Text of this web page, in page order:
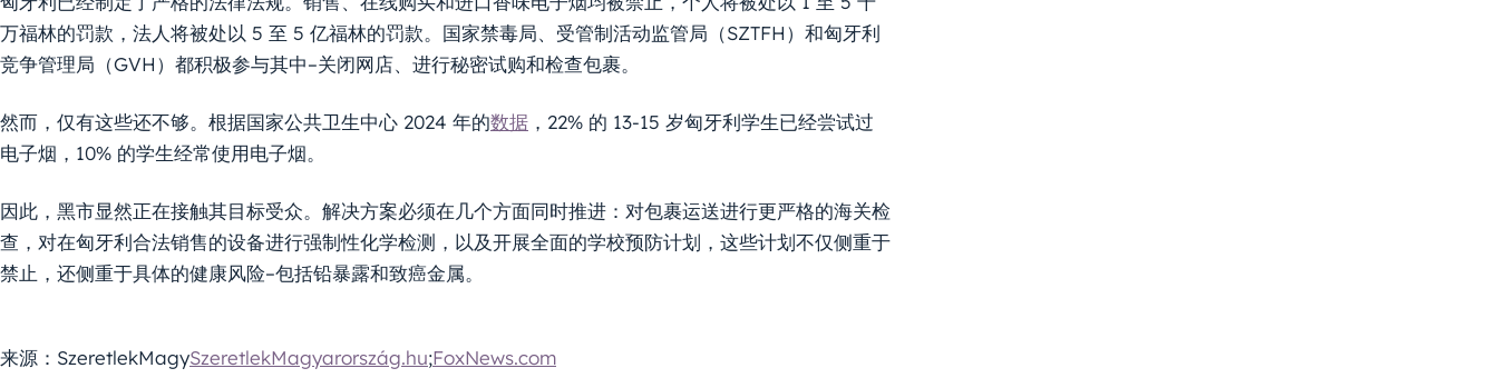
万福林的罚款，法人将被处以 5 至 5 亿福林的罚款。国家禁毒局、受管制活动监管局（SZTFH）和匈牙利
竞争管理局（GVH）都积极参与其中–关闭网店、进行秘密试购和检查包裹。
然而，仅有这些还不够。根据国家公共卫生中心 2024 年的数据 ，22% 的 13-15 岁匈牙利学生已经尝试过
电子烟，10% 的学生经常使用电子烟。
因此，黑市显然正在接触其目标受众。解决方案必须在几个方面同时推进：对包裹运送进行更严格的海关检
查，对在匈牙利合法销售的设备进行强制性化学检测，以及开展全面的学校预防计划，这些计划不仅侧重于
禁止，还侧重于具体的健康风险–包括铅暴露和致癌金属。
来源：SzeretlekMagySzeretlekMagyarország.hu;FoxNews.com